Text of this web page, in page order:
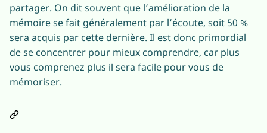
partager. On dit souvent que l’amélioration de la
mémoire se fait généralement par l’écoute, soit 50 %
sera acquis par cette dernière. Il est donc primordial
de se concentrer pour mieux comprendre, car plus
vous comprenez plus il sera facile pour vous de
mémoriser.